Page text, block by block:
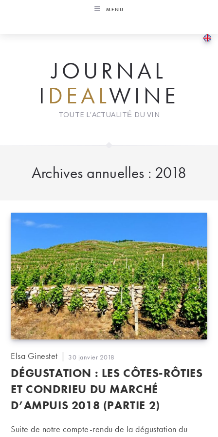
MENU
JOURNAL
I DEALWINE
TOUTE L'ACTUALITÉ DU VIN
Archives annuelles : 2018
Auteur/autrice
la
publication :
Elsa Ginestet
Publication
publiée :
30 janvier 2018
DÉGUSTATION : LES CÔTES-RÔTIES
ET CONDRIEU DU MARCHÉ
D’AMPUIS 2018 (PARTIE 2)
Suite de notre compte-rendu de la dégustation du